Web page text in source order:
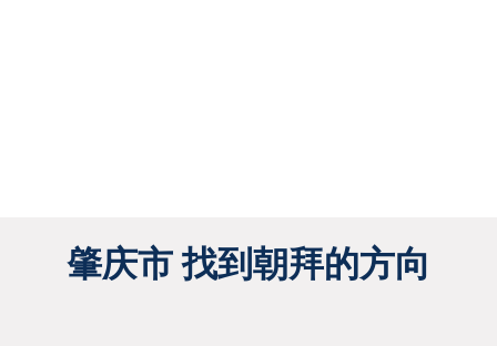
肇庆市 找到朝拜的方向